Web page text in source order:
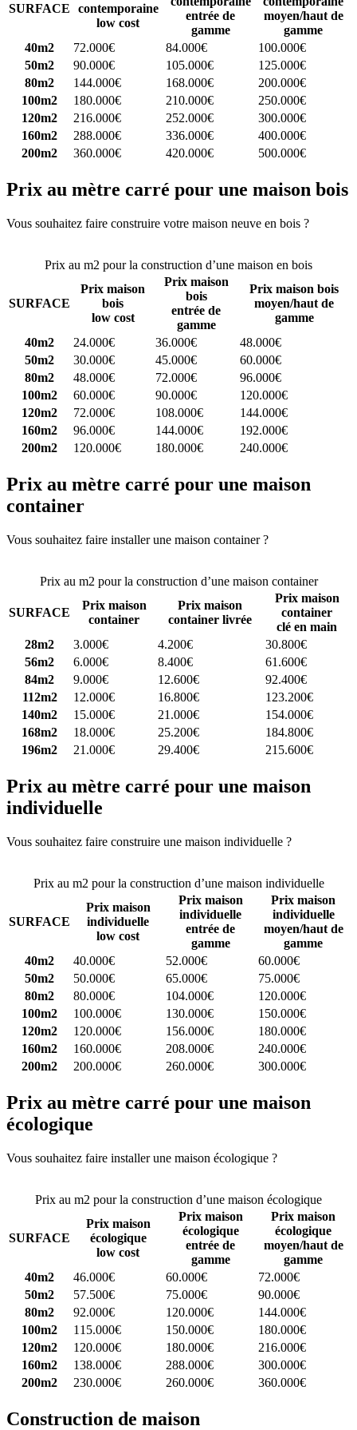
SURFACE
contemporaine
low cost
entrée de
gamme
moyen/haut de
gamme
40m2
72.000€ 84.000€
100.000€
50m2
90.000€ 105.000€
125.000€
80m2
144.000€ 168.000€
200.000€
100m2
180.000€ 210.000€
250.000€
120m2
216.000€ 252.000€
300.000€
160m2
288.000€ 336.000€
400.000€
200m2
360.000€ 420.000€ 500.000€
Prix au mètre carré pour une maison bois
Vous souhaitez faire construire votre maison neuve en bois ?
Prix au m2 pour la construction d’une maison en bois
SURFACE
Prix maison
bois
low cost
Prix maison
bois
entrée de
gamme
Prix maison bois
moyen/haut de
gamme
40m2
24.000€ 36.000€
48.000€
50m2
30.000€ 45.000€
60.000€
80m2
48.000€ 72.000€
96.000€
100m2
60.000€ 90.000€
120.000€
120m2
72.000€ 108.000€
144.000€
160m2
96.000€ 144.000€
192.000€
200m2
120.000€ 180.000€ 240.000€
Prix au mètre carré pour une maison
container
Vous souhaitez faire installer une maison container ?
Prix au m2 pour la construction d’une maison container
SURFACE
Prix maison
container
Prix maison
container livrée
Prix maison
container
clé en main
28m2
3.000€ 4.200€
30.800€
56m2
6.000€ 8.400€
61.600€
84m2
9.000€ 12.600€
92.400€
112m2
12.000€ 16.800€
123.200€
140m2
15.000€ 21.000€
154.000€
168m2
18.000€ 25.200€
184.800€
196m2
21.000€ 29.400€ 215.600€
Prix au mètre carré pour une maison
individuelle
Vous souhaitez faire construire une maison individuelle ?
Prix au m2 pour la construction d’une maison individuelle
SURFACE
Prix maison
individuelle
low cost
Prix maison
individuelle
entrée de
gamme
Prix maison
individuelle
moyen/haut de
gamme
40m2
40.000€ 52.000€
60.000€
50m2
50.000€ 65.000€
75.000€
80m2
80.000€ 104.000€
120.000€
100m2
100.000€ 130.000€
150.000€
120m2
120.000€ 156.000€
180.000€
160m2
160.000€ 208.000€
240.000€
200m2
200.000€ 260.000€ 300.000€
Prix au mètre carré pour une maison
écologique
Vous souhaitez faire installer une maison écologique ?
Prix au m2 pour la construction d’une maison écologique
SURFACE
Prix maison
écologique
low cost
Prix maison
écologique
entrée de
gamme
Prix maison
écologique
moyen/haut de
gamme
40m2
46.000€ 60.000€
72.000€
50m2
57.500€ 75.000€
90.000€
80m2
92.000€ 120.000€
144.000€
100m2
115.000€ 150.000€
180.000€
120m2
120.000€ 180.000€
216.000€
160m2
138.000€ 288.000€
300.000€
200m2
230.000€ 260.000€ 360.000€
Construction de maison